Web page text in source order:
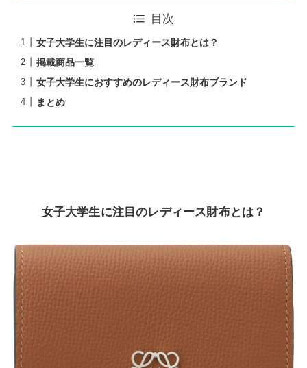
目次
女子大学生に注目のレディース財布とは？
掲載商品一覧
女子大学生におすすめのレディース財布ブランド
まとめ
女子大学生に注目のレディース財布とは？